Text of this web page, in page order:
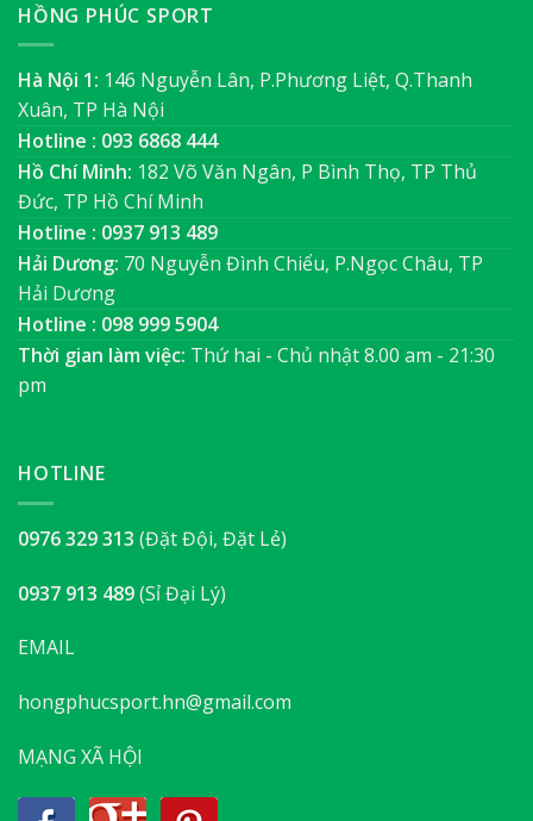
HỒNG PHÚC SPORT
Hà Nội 1: 146 Nguyễn Lân, P.Phương Liệt, Q.Thanh
Xuân, TP Hà Nội
Hotline : 093 6868 444
Hồ Chí Minh: 182 Võ Văn Ngân, P Bình Thọ, TP Thủ
Đức, TP Hồ Chí Minh
Hotline : 0937 913 489
Hải Dương: 70 Nguyễn Đình Chiểu, P.Ngọc Châu, TP
Hải Dương
Hotline : 098 999 5904
Thời gian làm việc: Thứ hai - Chủ nhật 8.00 am - 21:30
pm
HOTLINE
0976 329 313 (Đặt Đội, Đặt Lẻ)
0937 913 489(Sỉ Đại Lý)
EMAIL
hongphucsport.hn@gmail.com
MẠNG XÃ HỘI